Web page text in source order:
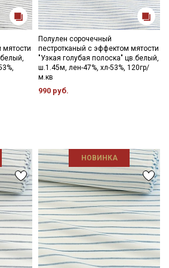
дальнейших стирок, не
усадки ткани в готовом изделии.
режиме, отжим на низких
отбеливателей;
подвешенном состоянии, в хорошо
важно не пересушивать;
настроек вашего монитора и в
тон ткани может отличаться.
мятости
Полулен сорочечный
пестротканый с эффектом мятости
"Узкая голубая полоска" цв.белый,
ш.1.45м, лен-47%, хл-53%, 120гр/
м.кв
990 руб.
НОВИНКА